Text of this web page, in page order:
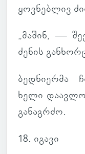
ყოვ­ნებ­ლივ
„მაშინ, —
ძენის
ბედ­ნი­ერმა
ხელი
გა­ნაგ­რძო.
18. იგავი